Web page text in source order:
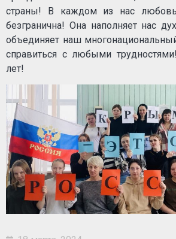
страны! В каждом из нас
безгранична! Она наполняет нас
объединяет наш
справиться с любыми
лет!